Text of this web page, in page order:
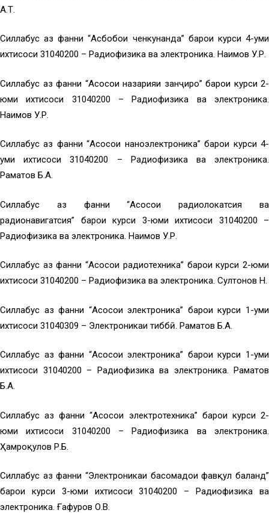
А.Т.
Силлабус аз фанни “Асбобҳои ченкунанда” барои курси 4-уми
ихтисоси 31040200 – Радиофизика ва электроника. Наимов У.Р.
Силлабус аз фанни “Асосҳои назарияи занҷирҳо” барои курси 2-
юми ихтисоси 31040200 – Радиофизика ва электроника.
Наимов У.Р.
Силлабус аз фанни “Асосҳои наноэлектроника” барои курси 4-
уми ихтисоси 31040200 – Радиофизика ва электроника.
Раҳматов Б.А.
Силлабус аз фанни “Асосҳои радиолокатсия ва
радионавигатсия” барои курси 3-юми ихтисоси 31040200 –
Радиофизика ва электроника. Наимов У.Р.
Силлабус аз фанни “Асосҳои радиотехника” барои курси 2-юми
ихтисоси 31040200 – Радиофизика ва электроника. Султонов Н.
Силлабус аз фанни “Асосҳои электроника” барои курси 1-уми
ихтисоси 31040309 – Электроникаи тиббӣ. Раҳматов Б.А.
Силлабус аз фанни “Асосҳои электроника” барои курси 1-уми
ихтисоси 31040200 – Радиофизика ва электроника. Раҳматов
Б.А.
Силлабус аз фанни “Асосҳои электротехника” барои курси 2-
юми ихтисоси 31040200 – Радиофизика ва электроника.
Ҳамроқулов Р.Б.
Силлабус аз фанни “Электроникаи басомадҳои фавқул баланд”
барои курси 3-юми ихтисоси 31040200 – Радиофизика ва
электроника. Ғафуров О.В.